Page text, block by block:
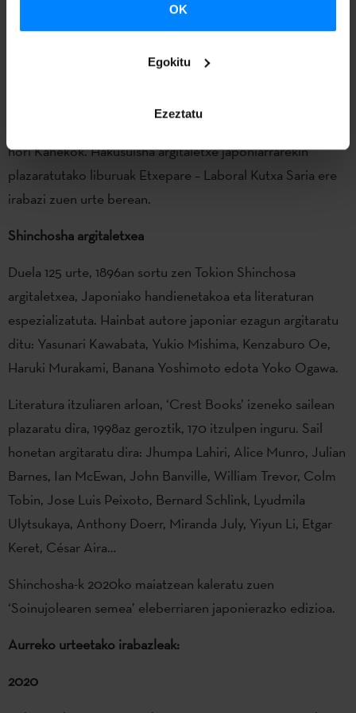
OK
Egokitu
Ezeztatu
eta Etxepare Euskal Institutuak diruz lagundua, Japoniako
hori Kanekok. Hakusuisha argitaletxe japoniarrarekin
plazaratutako liburuak Etxepare – Laboral Kutxa Saria ere
irabazi zuen urte berean.
Shinchosha argitaletxea
Duela 125 urte, 1896an sortu zen Tokion Shinchosa
argitaletxea, Japoniako handienetakoa eta literaturan
espezializatuta. Hainbat autore japoniar ezagun argitaratu
ditu: Yasunari Kawabata, Yukio Mishima, Kenzaburo Oe,
Haruki Murakami, Banana Yoshimoto edota Yoko Ogawa.
Literatura itzuliaren arloan, ‘Crest Books’ izeneko sailean
plazaratu dira, 1998az geroztik, 170 itzulpen inguru. Sail
honetan argitaratu dira: Jhumpa Lahiri, Alice Munro, Julian
Barnes, Ian McEwan, John Banville, William Trevor, Colm
Tobin, Jose Luis Peixoto, Bernard Schlink, Lyudmila
Ulytsukaya, Anthony Doerr, Miranda July, Yiyun Li, Etgar
Keret, César Aira…
Shinchosha-k 2020ko maiatzean kaleratu zuen
‘Soinujolearen semea’ eleberriaren japonierazko edizioa.
Aurreko urteetako irabazleak:
2020